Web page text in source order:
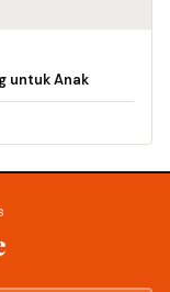
untuk Anak